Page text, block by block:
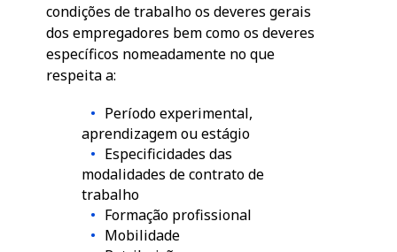
condições de trabalho os deveres gerais
dos empregadores bem como os deveres
específicos nomeadamente no que
respeita a:
Período experimental,
aprendizagem ou estágio
Especificidades das
modalidades de contrato de
trabalho
Formação profissional
Mobilidade